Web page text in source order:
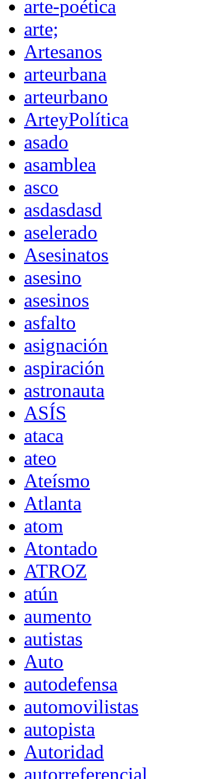
arte-poética
arte;
Artesanos
arteurbana
arteurbano
ArteyPolítica
asado
asamblea
asco
asdasdasd
aselerado
Asesinatos
asesino
asesinos
asfalto
asignación
aspiración
astronauta
ASÍS
ataca
ateo
Ateísmo
Atlanta
atom
Atontado
ATROZ
atún
aumento
autistas
Auto
autodefensa
automovilistas
autopista
Autoridad
autorreferencial